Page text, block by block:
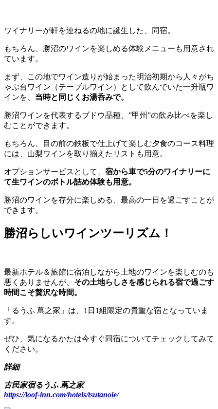
ワイナリーが軒を連ねるの地に誕生した、同宿。
もちろん、勝沼のワインを楽しめる体験メニューも用意され
ています。
まず、この地でワイン造りが始まった明治初期から人々がち
ゃぶ台ワイン（テーブルワイン）として飲んでいた一升瓶ワ
インを、 当時と同じくお湯呑みで。
勝沼ワインを代表するブドウ品種、”甲州”の飲み比べを楽し
むことができます。
もちろん、目の前の鉄板で仕上げて楽しむ夕食のコース料理
には、山梨ワインを取り揃えたリストも用意。
オプションサービスとして、 宿から車で5分のワイナリーに
て生ワインのボトル詰め体験も用意。
勝沼のワインを存分に楽しめる、最高の一日を過ごすことが
できます。
勝沼らしいワインツーリズム！
最新ホテル＆旅館に宿泊しながら土地のワインを楽しむのも
悪くありませんが、 その土地らしさを感じられる宿で過ごす
時間こそ贅沢な時間。
「るうふ 蔦之家」は、1日1組限定の貴重な宿となっていま
す。
ぜひ、気になるかたは今すぐ同宿についてチェックしてみて
ください。
詳細
古民家宿るうふ 蔦之家
https://loof-inn.com/hotels/tsutanoie/